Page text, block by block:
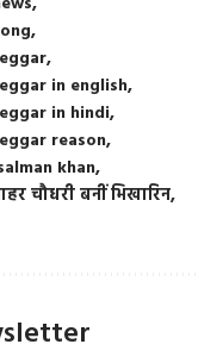
in english
in hindi
reason
khan
चौधरी बनीं भिखारिन